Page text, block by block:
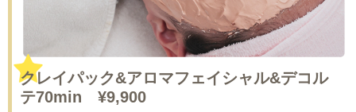
クレイパック&アロマフェイシャル&デコル
テ70min ¥9,900